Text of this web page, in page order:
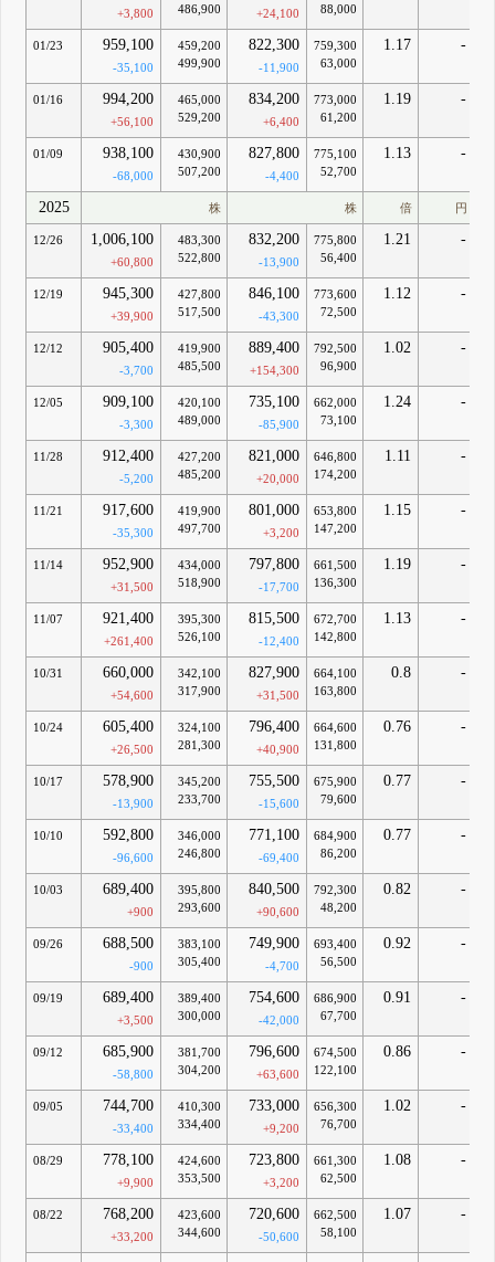
+3,800
486,900
+24,100
88,000
01/23 959,100
-35,100
459,200
499,900
822,300
-11,900
759,300
63,000
1.17 -
01/16 994,200
+56,100
465,000
529,200
834,200
+6,400
773,000
61,200
1.19 -
01/09 938,100
-68,000
430,900
507,200
827,800
-4,400
775,100
52,700
1.13 -
2025 株 株 倍 円
12/26 1,006,100
+60,800
483,300
522,800
832,200
-13,900
775,800
56,400
1.21 -
12/19 945,300
+39,900
427,800
517,500
846,100
-43,300
773,600
72,500
1.12 -
12/12 905,400
-3,700
419,900
485,500
889,400
+154,300
792,500
96,900
1.02 -
12/05 909,100
-3,300
420,100
489,000
735,100
-85,900
662,000
73,100
1.24 -
11/28 912,400
-5,200
427,200
485,200
821,000
+20,000
646,800
174,200
1.11 -
11/21 917,600
-35,300
419,900
497,700
801,000
+3,200
653,800
147,200
1.15 -
11/14 952,900
+31,500
434,000
518,900
797,800
-17,700
661,500
136,300
1.19 -
11/07 921,400
+261,400
395,300
526,100
815,500
-12,400
672,700
142,800
1.13 -
10/31 660,000
+54,600
342,100
317,900
827,900
+31,500
664,100
163,800
0.8 -
10/24 605,400
+26,500
324,100
281,300
796,400
+40,900
664,600
131,800
0.76 -
10/17 578,900
-13,900
345,200
233,700
755,500
-15,600
675,900
79,600
0.77 -
10/10 592,800
-96,600
346,000
246,800
771,100
-69,400
684,900
86,200
0.77 -
10/03 689,400
+900
395,800
293,600
840,500
+90,600
792,300
48,200
0.82 -
09/26 688,500
-900
383,100
305,400
749,900
-4,700
693,400
56,500
0.92 -
09/19 689,400
+3,500
389,400
300,000
754,600
-42,000
686,900
67,700
0.91 -
09/12 685,900
-58,800
381,700
304,200
796,600
+63,600
674,500
122,100
0.86 -
09/05 744,700
-33,400
410,300
334,400
733,000
+9,200
656,300
76,700
1.02 -
08/29 778,100
+9,900
424,600
353,500
723,800
+3,200
661,300
62,500
1.08 -
08/22 768,200
+33,200
423,600
344,600
720,600
-50,600
662,500
58,100
1.07 -